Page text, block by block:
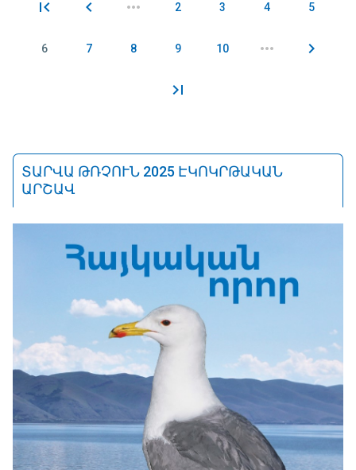
Էջեր 2 3 4 5
6 7 8 9 10
ՏԱՐՎԱ ԹՌՉՈՒՆ 2025 ԷԿՈԿՐԹԱԿԱՆ
ԱՐՇԱՎ